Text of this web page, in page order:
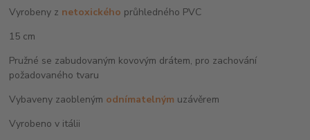
Vyrobeny z netoxického průhledného PVC
15 cm
Pružné se zabudovaným kovovým drátem, pro zachování
požadovaného tvaru
Vybaveny zaobleným odnímatelným uzávěrem
Vyrobeno v itálii